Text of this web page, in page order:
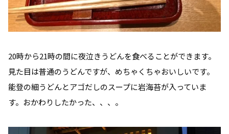
20時から21時の間に夜泣きうどんを食べることができます。
見た目は普通のうどんですが、めちゃくちゃおいしいです。
能登の細うどんとアゴだしのスープに岩海苔が入っていま
す。おかわりしたかった、、、。